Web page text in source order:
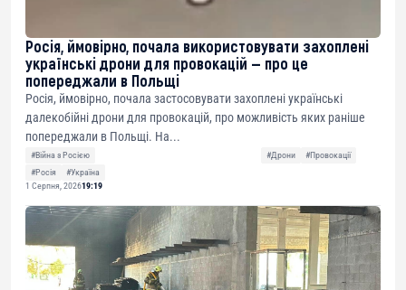
Росія, ймовірно, почала використовувати захоплені
українські дрони для провокацій — про це
попереджали в Польщі
Росія, ймовірно, почала застосовувати захоплені українські
далекобійні дрони для провокацій, про можливість яких раніше
попереджали в Польщі. На...
#Війна з Росією #Дрони
#Провокації
#Росія
#Україна
1 Серпня, 202619:19